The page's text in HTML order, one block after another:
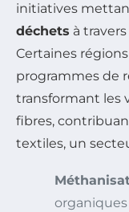
initiatives
déchets à
Certaines
programmes de
transformant les
fibres,
textiles, un